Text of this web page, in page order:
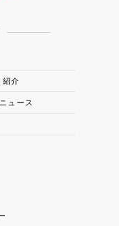
介
ュース